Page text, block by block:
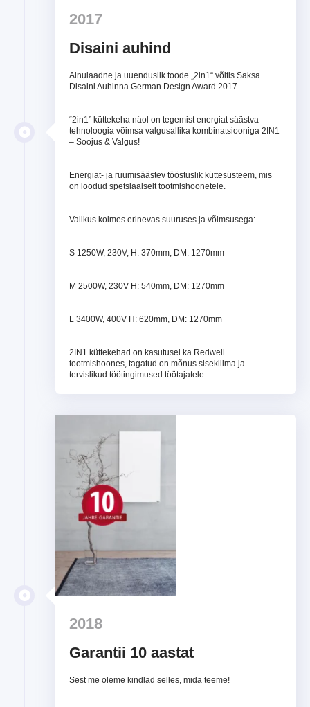
2017
Disaini auhind
Ainulaadne ja uuenduslik toode „2in1“ võitis Saksa
Disaini Auhinna German Design Award 2017.
“2in1” küttekeha näol on tegemist energiat säästva
tehnoloogia võimsa valgusallika kombinatsiooniga 2IN1
– Soojus & Valgus!
Energiat- ja ruumisäästev tööstuslik küttesüsteem, mis
on loodud spetsiaalselt tootmishoonetele.
Valikus kolmes erinevas suuruses ja võimsusega:
S 1250W, 230V, H: 370mm, DM: 1270mm
M 2500W, 230V H: 540mm, DM: 1270mm
L 3400W, 400V H: 620mm, DM: 1270mm
2IN1 küttekehad on kasutusel ka Redwell
tootmishoones, tagatud on mõnus sisekliima ja
tervislikud töötingimused töötajatele
2018
Garantii 10 aastat
Sest me oleme kindlad selles, mida teeme!